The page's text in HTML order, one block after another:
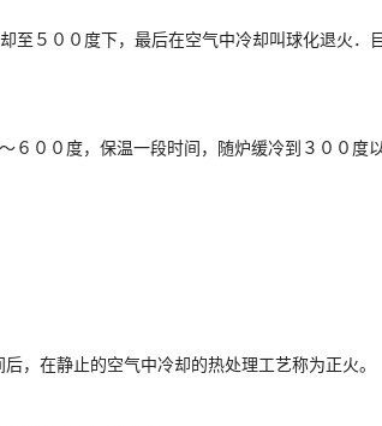
至５００度下，最后在空气中冷却叫球化退火．
６００度，保温一段时间，随炉缓冷到３００度
，在静止的空气中冷却的热处理工艺称为正火。